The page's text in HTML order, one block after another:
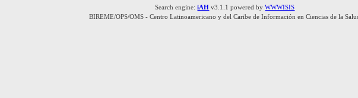
Search engine:iAH v3.1.1 powered byWWWISIS
BIREME/OPS/OMS - Centro Latinoamericano y del Caribe de Información en Ciencias de la